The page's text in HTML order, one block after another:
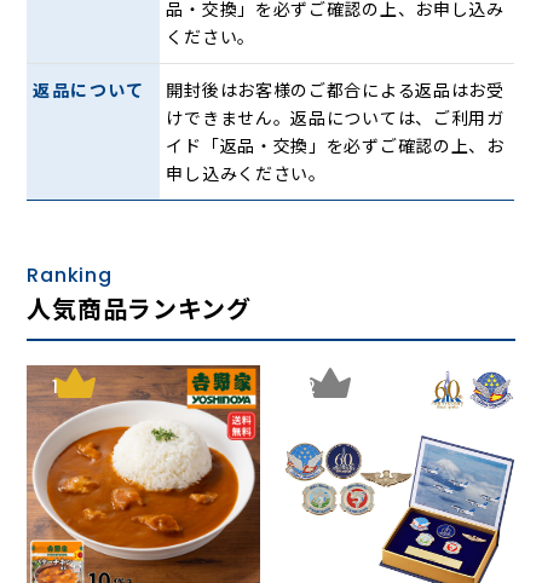
8. 知りすぎたのね/ロス・インディオス/3:25
9. 今日でお別れ/菅原洋一/3:51
10. 黒い花びら/水原弘/2:53 ※
11. 赤坂の夜は更けて/西田佐知子/3:30
12. 知りたくないの/菅原洋一/2:46
13. くちなしの花/渡哲也/3:30
14. 北空港/浜圭介、桂銀淑/3:35
15. みちづれ/牧村三枝子/4:09
17. 熱き心に/小林旭/4:44
18. 港が見える丘/平野愛子/3:16 ※
19. あゝ上野駅/井沢八郎/3:16
20. 上を向いて歩こう/坂本九/3:07 ※
73:42:00
北の旅人
1. 北の旅人/石原裕次郎/4:18
2. 津軽海峡・冬景色/石川さゆり/3:43
3. 天城越え/石川さゆり/4:45
4. 雨の慕情/八代亜紀/3:29
5. 星降る街角/敏いとうとうハッピー＆ブルー/3:15
品・交換」を必ずご確認の上、お申し込み
ください。
返品について
開封後はお客様のご都合による返品はお受
けできません。返品については、ご利用ガ
イド「返品・交換」を必ずご確認の上、お
申し込みください。
Ranking
人気商品ランキング
1 2